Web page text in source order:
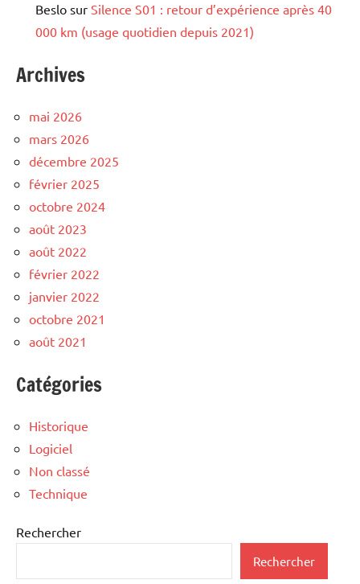
Beslo sur Silence S01 : retour d’expérience après 40
000 km (usage quotidien depuis 2021)
Archives
mai 2026
mars 2026
décembre 2025
février 2025
octobre 2024
août 2023
août 2022
février 2022
janvier 2022
octobre 2021
août 2021
Catégories
Historique
Logiciel
Non classé
Technique
Rechercher
Rechercher